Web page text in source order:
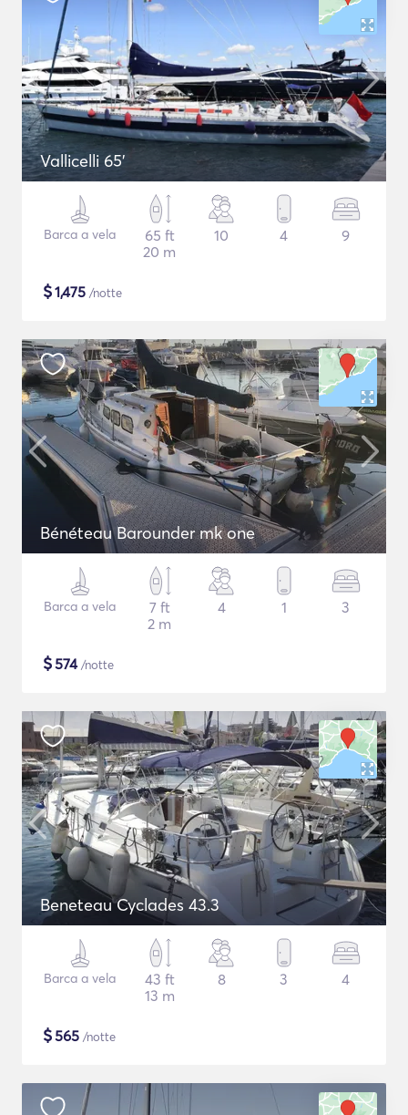
Vallicelli 65'
Barca a vela
65 ft
20 m
10 4 9
$1,475 /notte
Bénéteau Barounder mk one
Barca a vela
7 ft
2 m
4 1 3
$574/notte
Beneteau Cyclades 43.3
Barca a vela
43 ft
13 m
8 3 4
$565 /notte